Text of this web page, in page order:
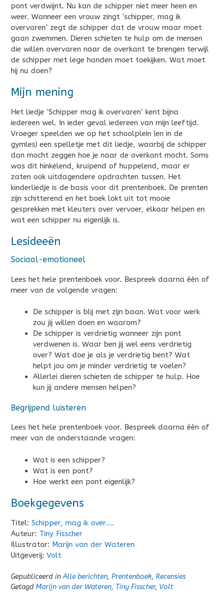
pont verdwijnt. Nu kan de schipper niet meer heen en
weer. Wanneer een vrouw zingt ‘schipper, mag ik
overvaren’ zegt de schipper dat de vrouw maar moet
gaan zwemmen. Dieren schieten te hulp om de mensen
die willen overvaren naar de overkant te brengen terwijl
de schipper met lege handen moet toekijken. Wat moet
hij nu doen?
Mijn mening
Het liedje ‘Schipper mag ik overvaren’ kent bijna
iedereen wel. In ieder geval iedereen van mijn leeftijd.
Vroeger speelden we op het schoolplein (en in de
gymles) een spelletje met dit liedje, waarbij de schipper
dan mocht zeggen hoe je naar de overkant mocht. Soms
was dit hinkelend, kruipend of huppelend, maar er
zaten ook uitdagendere opdrachten tussen. Het
kinderliedje is de basis voor dit prentenboek. De prenten
zijn schitterend en het boek lokt uit tot mooie
gesprekken met kleuters over vervoer, elkaar helpen en
wat een schipper nu eigenlijk is.
Lesideeën
Sociaal-emotioneel
Lees het hele prentenboek voor. Bespreek daarna één of
meer van de volgende vragen:
De schipper is blij met zijn baan. Wat voor werk
zou jij willen doen en waarom?
De schipper is verdrietig wanneer zijn pont
verdwenen is. Waar ben jij wel eens verdrietig
over? Wat doe je als je verdrietig bent? Wat
helpt jou om je minder verdrietig te voelen?
Allerlei dieren schieten de schipper te hulp. Hoe
kun jij andere mensen helpen?
Begrijpend luisteren
Lees het hele prentenboek voor. Bespreek daarna één of
meer van de onderstaande vragen:
Wat is een schipper?
Wat is een pont?
Hoe werkt een pont eigenlijk?
Boekgegevens
Titel: Schipper, mag ik over….
Auteur: Tiny Fisscher
Illustrator: Marijn van der Wateren
Uitgeverij: Volt
Gepubliceerd inAlle berichten, Prentenboek, Recensies
Getagd Marijn van der Wateren, Tiny Fisscher, Volt